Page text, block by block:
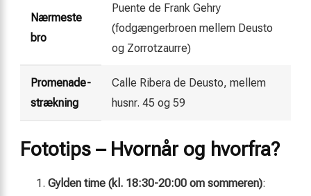
Nærmeste
bro
Puente de Frank Gehry
(fodgængerbroen mellem Deusto
og Zorrotzaurre)
Promenade-
strækning
Calle Ribera de Deusto, mellem
husnr. 45 og 59
Fototips – Hvornår og hvorfra?
Gylden time (kl. 18:30-20:00 om sommeren):